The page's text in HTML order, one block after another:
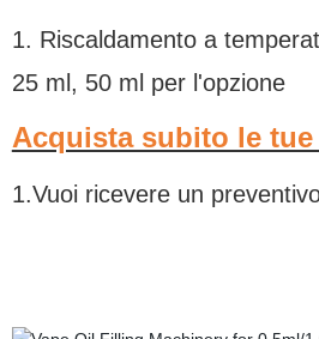
1. Riscaldamento a
25 ml, 50 ml per l'opzione
Acquista subito le
1.Vuoi ricevere un